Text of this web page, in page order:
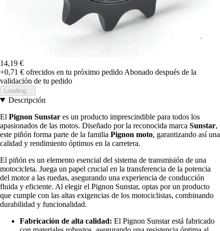
14,19 €
+0,71 € ofrecidos en tu próximo pedido Abonado después de la
validación de tu pedido
Loading...
Descripción
El Pignon Sunstar es un producto imprescindible para todos los
apasionados de las motos. Diseñado por la reconocida marca Sunstar,
este piñón forma parte de la familia Pignon moto, garantizando así una
calidad y rendimiento óptimos en la carretera.
El piñón es un elemento esencial del sistema de transmisión de una
motocicleta. Juega un papel crucial en la transferencia de la potencia
del motor a las ruedas, asegurando una experiencia de conducción
fluida y eficiente. Al elegir el Pignon Sunstar, optas por un producto
que cumple con las altas exigencias de los motociclistas, combinando
durabilidad y funcionalidad.
Fabricación de alta calidad: El Pignon Sunstar está fabricado